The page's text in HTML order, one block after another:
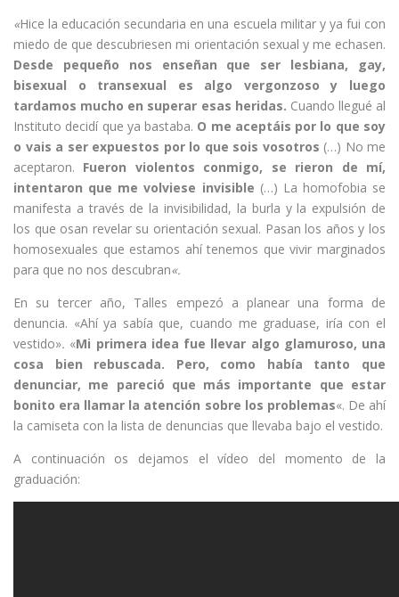
«Hice la educación secundaria en una escuela militar y ya fui con
miedo de que descubriesen mi orientación sexual y me echasen.
Desde pequeño nos enseñan que ser lesbiana, gay,
bisexual o transexual es algo vergonzoso y luego
tardamos mucho en superar esas heridas. Cuando llegué al
Instituto decidí que ya bastaba. O me aceptáis por lo que soy
o vais a ser expuestos por lo que sois vosotros (…) No me
aceptaron. Fueron violentos conmigo, se rieron de mí,
intentaron que me volviese invisible (…) La homofobia se
manifesta a través de la invisibilidad, la burla y la expulsión de
los que osan revelar su orientación sexual. Pasan los años y los
homosexuales que estamos ahí tenemos que vivir marginados
para que no nos descubran«.
En su tercer año, Talles empezó a planear una forma de
denuncia. «Ahí ya sabía que, cuando me graduase, iría con el
vestido». «Mi primera idea fue llevar algo glamuroso, una
cosa bien rebuscada. Pero, como había tanto que
denunciar, me pareció que más importante que estar
bonito era llamar la atención sobre los problemas«. De ahí
la camiseta con la lista de denuncias que llevaba bajo el vestido.
A continuación os dejamos el vídeo del momento de la
graduación: